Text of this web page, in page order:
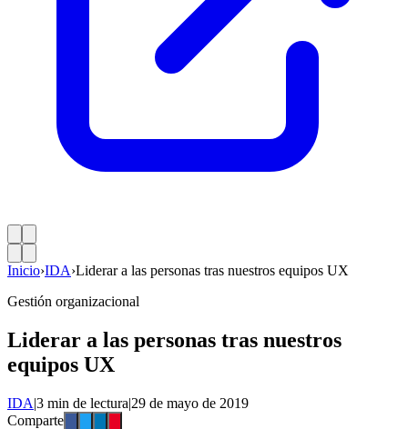
Inicio›IDA›Liderar a las personas tras nuestros equipos UX
Gestión organizacional
Liderar a las personas tras nuestros
equipos UX
IDA|3 min de lectura|29 de mayo de 2019
Comparte